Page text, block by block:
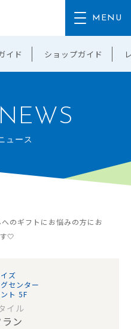
イド ショップガイド
ュース
のギフトにお悩みの方にお
🤍
ズ
センター
ト 5F
イル
ン